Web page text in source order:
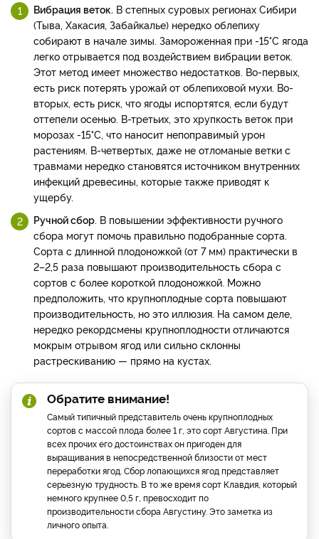
Вибрация веток. В степных суровых регионах Сибири
(Тыва, Хакасия, Забайкалье) нередко облепиху
собирают в начале зимы. Замороженная при -15°С ягода
легко отрывается под воздействием вибрации веток.
Этот метод имеет множество недостатков. Во-первых,
есть риск потерять урожай от облепиховой мухи. Во-
вторых, есть риск, что ягоды испортятся, если будут
оттепели осенью. В-третьих, это хрупкость веток при
морозах -15°С, что наносит непоправимый урон
растениям. В-четвертых, даже не отломаные ветки с
травмами нередко становятся источником внутренних
инфекций древесины, которые также приводят к
ущербу.
Ручной сбор. В повышении эффективности ручного
сбора могут помочь правильно подобранные сорта.
Сорта с длинной плодоножкой (от 7 мм) практически в
2–2,5 раза повышают производительность сбора с
сортов с более короткой плодоножкой. Можно
предположить, что крупноплодные сорта повышают
производительность, но это иллюзия. На самом деле,
нередко рекордсмены крупноплодности отличаются
мокрым отрывом ягод или сильно склонны
растрескиванию — прямо на кустах.
Обратите внимание!
Самый типичный представитель очень крупноплодных
сортов с массой плода более 1 г, это сорт Августина. При
всех прочих его достоинствах он пригоден для
выращивания в непосредственной близости от мест
переработки ягод. Сбор лопающихся ягод представляет
серьезную трудность. В то же время сорт Клавдия, который
немного крупнее 0,5 г, превосходит по
производительности сбора Августину. Это заметка из
личного опыта.